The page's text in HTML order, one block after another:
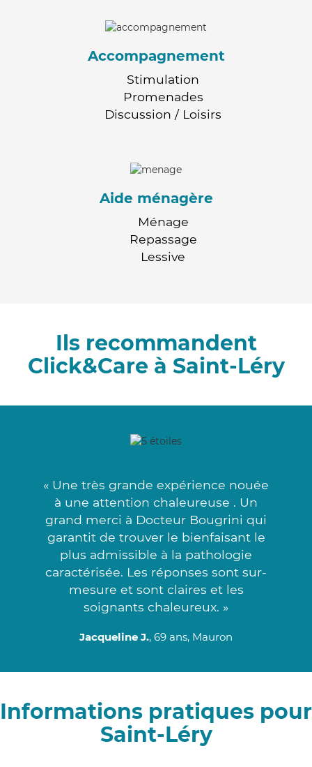
Accompagnement
Stimulation
Promenades
Discussion / Loisirs
Aide ménagère
Ménage
Repassage
Lessive
Ils recommandent
Click&Care à Saint-Léry
« Une très grande expérience nouée
à une attention chaleureuse . Un
grand merci à Docteur Bougrini qui
garantit de trouver le bienfaisant le
plus admissible à la pathologie
caractérisée. Les réponses sont sur-
mesure et sont claires et les
soignants chaleureux. »
Jacqueline J., 69 ans, Mauron
Informations pratiques pour
Saint-Léry